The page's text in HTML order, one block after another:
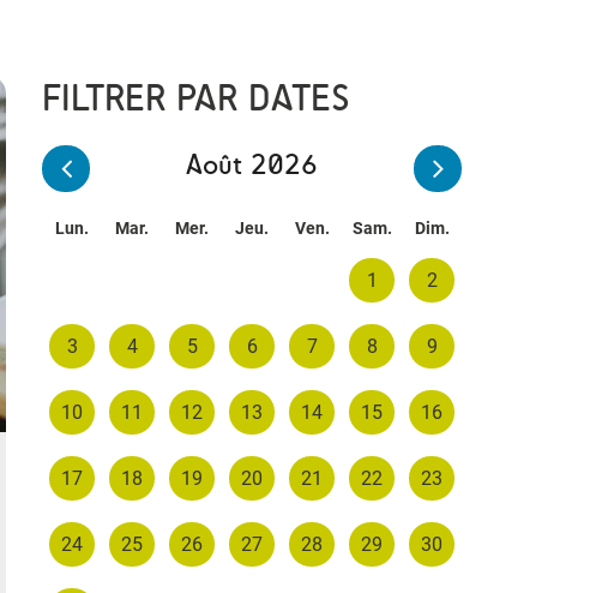
FILTRER PAR DATES
Août 2026
Lun. Mar. Mer. Jeu. Ven. Sam. Dim.
1 2
3 4 5 6 7 8 9
10 11 12 13 14 15 16
17 18 19 20 21 22 23
24 25 26 27 28 29 30